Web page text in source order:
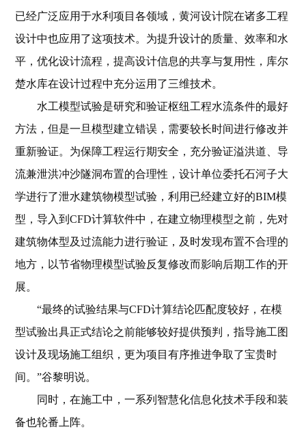
已经广泛应用于水利项目各领域，黄河设计院在诸多工程
设计中也应用了这项技术。为提升设计的质量、效率和水
平，优化设计流程，提高设计信息的共享与复用性，库尔
楚水库在设计过程中充分运用了三维技术。
水工模型试验是研究和验证枢纽工程水流条件的最好
方法，但是一旦模型建立错误，需要较长时间进行修改并
重新验证。为保障工程运行期安全，充分验证溢洪道、导
流兼泄洪冲沙隧洞布置的合理性，设计单位委托石河子大
学进行了泄水建筑物模型试验，利用已经建立好的BIM模
型，导入到CFD计算软件中，在建立物理模型之前，先对
建筑物体型及过流能力进行验证，及时发现布置不合理的
地方，以节省物理模型试验反复修改而影响后期工作的开
展。
“最终的试验结果与CFD计算结论匹配度较好，在模
型试验出具正式结论之前能够较好提供预判，指导施工图
设计及现场施工组织，更为项目有序推进争取了宝贵时
间。”谷黎明说。
同时，在施工中，一系列智慧化信息化技术手段和装
备也轮番上阵。